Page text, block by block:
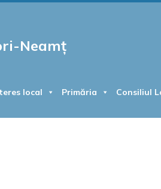
Neamț
local Primăria Consiliul